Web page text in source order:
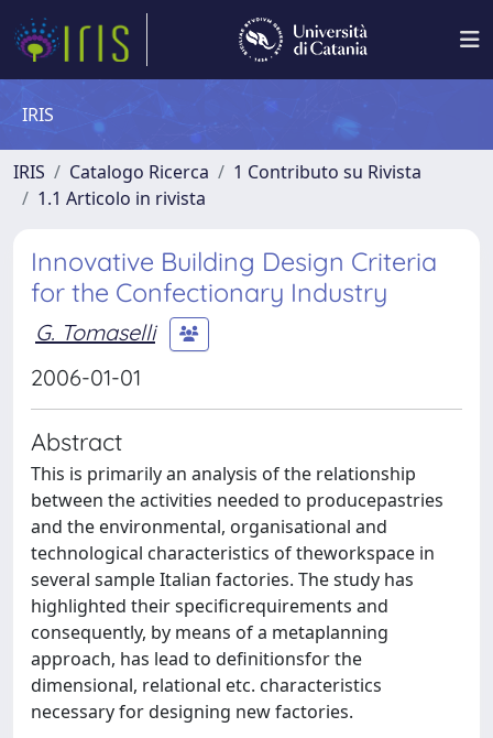
IRIS
IRIS Catalogo Ricerca
1 Contributo su Rivista
1.1 Articolo in rivista
Innovative Building Design Criteria
for the Confectionary Industry
G. Tomaselli
2006-01-01
Abstract
This is primarily an analysis of the relationship
between the activities needed to producepastries
and the environmental, organisational and
technological characteristics of theworkspace in
several sample Italian factories. The study has
highlighted their specificrequirements and
consequently, by means of a metaplanning
approach, has lead to definitionsfor the
dimensional, relational etc. characteristics
necessary for designing new factories.